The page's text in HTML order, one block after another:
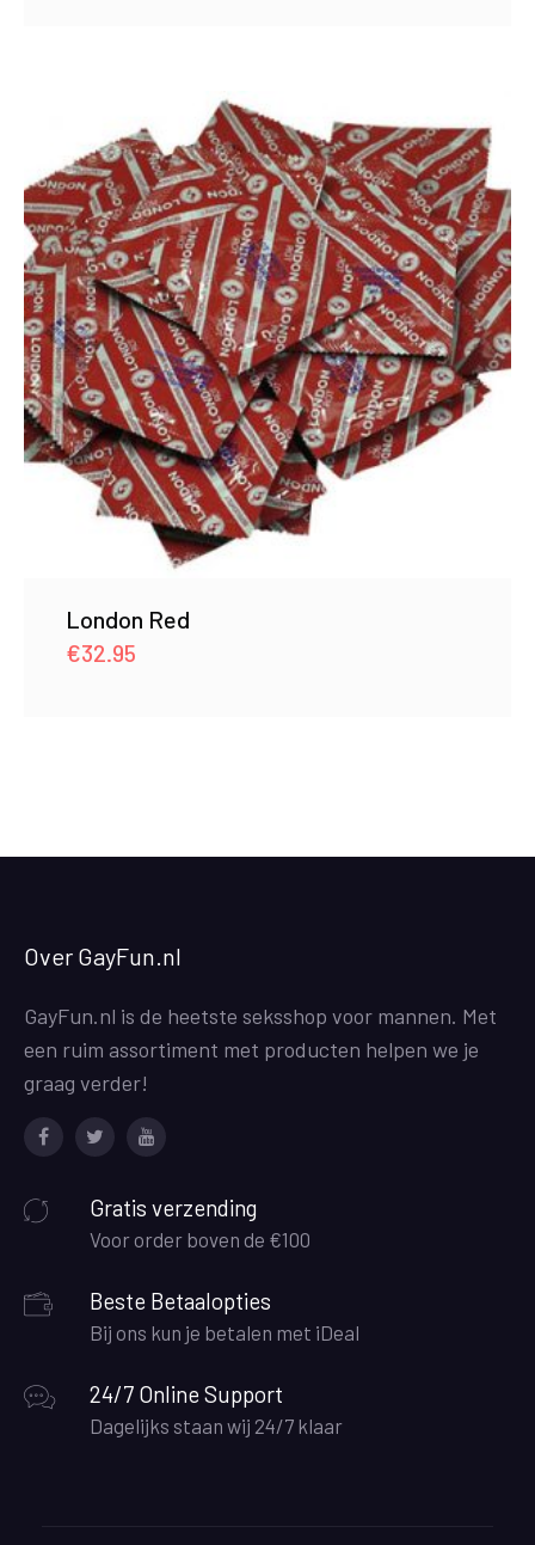
London Red
€32.95
Over GayFun.nl
GayFun.nl is de heetste seksshop voor mannen. Met
een ruim assortiment met producten helpen we je
graag verder!
Gratis verzending
Voor order boven de €100
Beste Betaalopties
Bij ons kun je betalen met iDeal
24/7 Online Support
Dagelijks staan wij 24/7 klaar